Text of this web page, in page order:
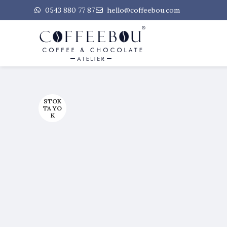
0543 880 77 87 hello@coffeebou.com
STOK
TA YO
K